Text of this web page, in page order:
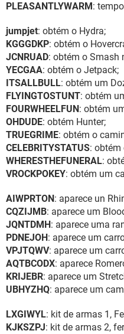
PLEASANTLYWARM:
jumpjet: obtém o Hydra;
KGGGDKP: obtém o
JCNRUAD: obtém o Smash
YECGAA: obtém o Jetpack;
ITSALLBULL: obtém um
FLYINGTOSTUNT: obtém
FOURWHEELFUN: obtém
OHDUDE: obtém Hunter;
TRUEGRIME: obtém o
CELEBRITYSTATUS: obtém
WHERESTHEFUNERAL:
VROCKPOKEY: obtém um
AIWPRTON: aparece un
CQZIJMB: aparece um
JQNTDMH: aparece uma
PDNEJOH: aparece um
VPJTQWV: aparece um
AQTBCODX: aparece
KRIJEBR: aparece um
UBHYZHQ: aparece um
LXGIWYL: kit de armas 1,
KJKSZPJ: kit de armas 2,